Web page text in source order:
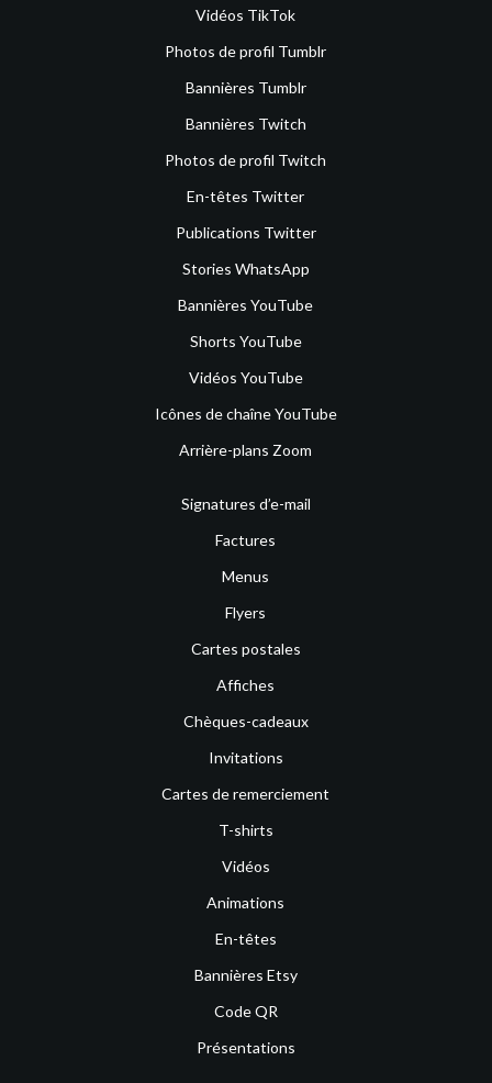
Vidéos TikTok
Photos de profil Tumblr
Bannières Tumblr
Bannières Twitch
Photos de profil Twitch
En-têtes Twitter
Publications Twitter
Stories WhatsApp
Bannières YouTube
Shorts YouTube
Vidéos YouTube
Icônes de chaîne YouTube
Arrière-plans Zoom
Signatures d’e-mail
Factures
Menus
Flyers
Cartes postales
Affiches
Chèques-cadeaux
Invitations
Cartes de remerciement
T-shirts
Vidéos
Animations
En-têtes
Bannières Etsy
Code QR
Présentations